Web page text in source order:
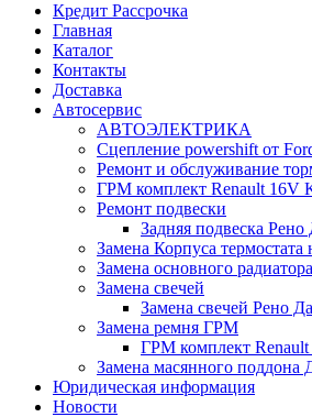
Кредит Рассрочка
Главная
Каталог
Контакты
Доставка
Автосервис
АВТОЭЛЕКТРИКА
Сцепление powershift от
Ремонт и обслуживание
ГРМ комплект Renault 16V
Ремонт подвески
Задняя подвеска Рено
Замена Корпуса
Замена основного
Замена свечей
Замена свечей Рено
Замена ремня ГРМ
ГРМ комплект
Замена масянного поддона
Юридическая информация
Новости